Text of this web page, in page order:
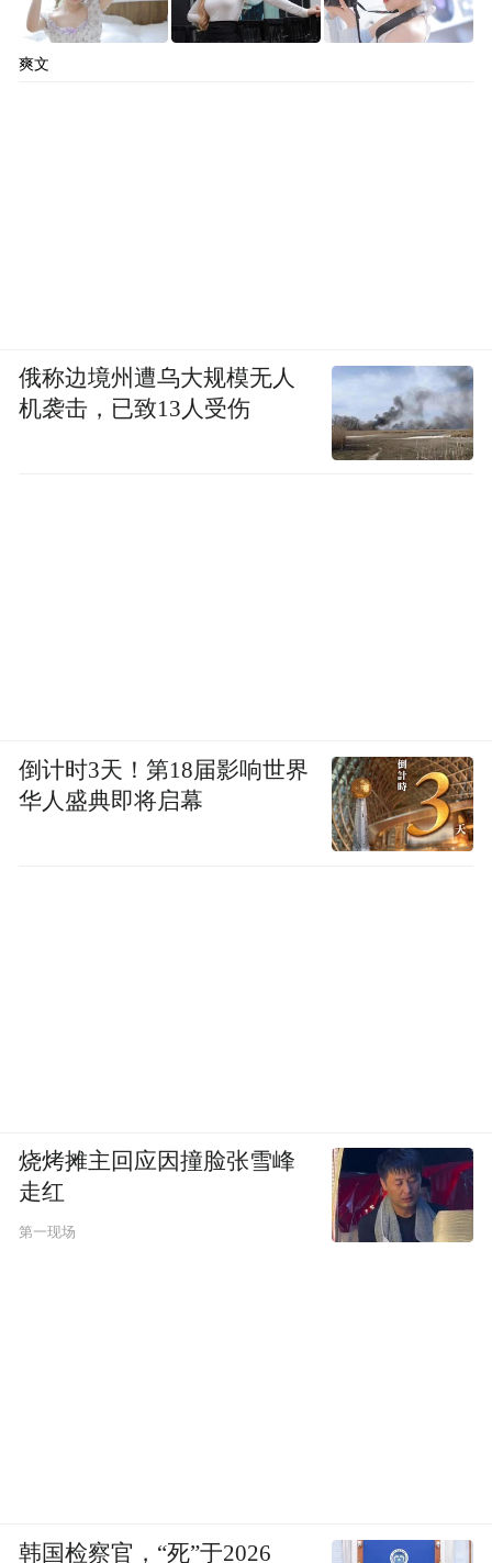
爽文
俄称边境州遭乌大规模无人
机袭击，已致13人受伤
倒计时3天！第18届影响世界
华人盛典即将启幕
烧烤摊主回应因撞脸张雪峰
走红
第一现场
韩国检察官，“死”于2026